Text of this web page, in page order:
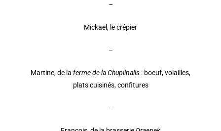
–
Mickael, le crêpier
–
Martine, de la ferme de la Chuplinaiis : boeuf, volailles,
platscuisinés, confitures
–